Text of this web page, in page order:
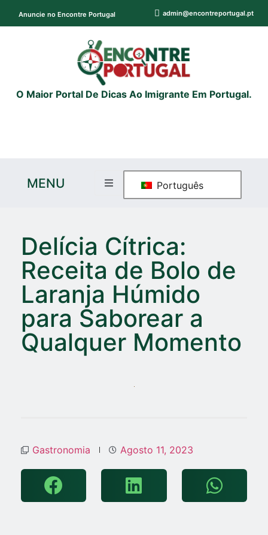
Anuncie no Encontre Portugal admin@encontreportugal.pt
O Maior Portal De Dicas Ao Imigrante Em Portugal.
MENU Português
Delícia Cítrica:
Receita de Bolo de
Laranja Húmido
para Saborear a
Qualquer Momento
Gastronomia Agosto 11, 2023